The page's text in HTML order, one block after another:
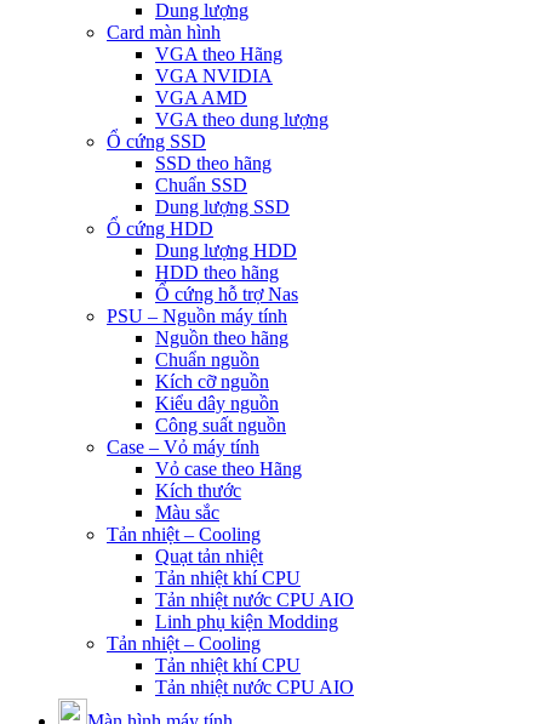
Dung lượng
Card màn hình
VGA theo Hãng
VGA NVIDIA
VGA AMD
VGA theo dung lượng
Ổ cứng SSD
SSD theo hãng
Chuẩn SSD
Dung lượng SSD
Ổ cứng HDD
Dung lượng HDD
HDD theo hãng
Ổ cứng hỗ trợ Nas
PSU – Nguồn máy tính
Nguồn theo hãng
Chuẩn nguồn
Kích cỡ nguồn
Kiểu dây nguồn
Công suất nguồn
Case – Vỏ máy tính
Vỏ case theo Hãng
Kích thước
Màu sắc
Tản nhiệt – Cooling
Quạt tản nhiệt
Tản nhiệt khí CPU
Tản nhiệt nước CPU AIO
Linh phụ kiện Modding
Tản nhiệt – Cooling
Tản nhiệt khí CPU
Tản nhiệt nước CPU AIO